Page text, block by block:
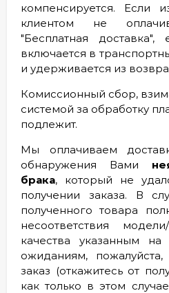
компенсируется. Если
клиентом не
"Бесплатная
включается в
и удерживается из
Комиссионный сбор,
системой за обработку
подлежит.
Мы оплачиваем
обнаружения Вами
брака, который не
получении заказа. В
полученного товара
несоответствия модели/
качества указанным
ожиданиям, пожалуйста,
заказ (откажитесь от
как только в этом